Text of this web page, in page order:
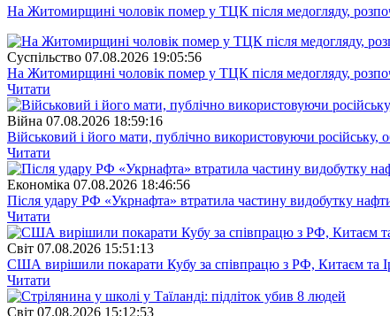
На Житомирщині чоловік помер у ТЦК після медогляду,
Суспiльство 07.08.2026 19:05:56
На Житомирщині чоловік помер у ТЦК після медогляду,
Читати
Війна 07.08.2026 18:59:16
Військовий і його мати, публічно використовуючи російську,
Читати
Економіка 07.08.2026 18:46:56
Після удару РФ «Укрнафта» втратила частину видобутку
Читати
Свiт 07.08.2026 15:51:13
США вирішили покарати Кубу за співпрацю з РФ, Китаєм та
Читати
Свiт 07.08.2026 15:12:53